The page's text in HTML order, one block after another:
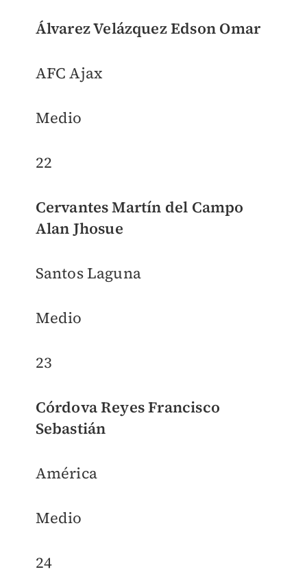
Álvarez Velázquez Edson Omar
AFC Ajax
Medio
22
Cervantes Martín del Campo
Alan Jhosue
Santos Laguna
Medio
23
Córdova Reyes Francisco
Sebastián
América
Medio
24